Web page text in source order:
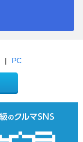
| PC